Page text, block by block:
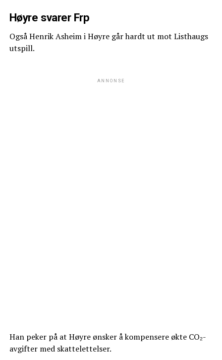
Høyre svarer Frp
Også Henrik Asheim i Høyre går hardt ut mot Listhaugs
utspill.
ANNONSE
Han peker på at Høyre ønsker å kompensere økte CO₂-
avgifter med skattelettelser.